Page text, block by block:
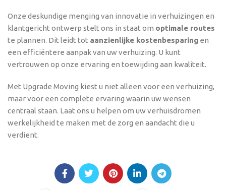
Onze deskundige menging van innovatie in verhuizingen en
klantgericht ontwerp stelt ons in staat om optimale routes
te plannen. Dit leidt tot aanzienlijke kostenbesparing en
een efficiëntere aanpak van uw verhuizing. U kunt
vertrouwen op onze ervaring en toewijding aan kwaliteit.
Met Upgrade Moving kiest u niet alleen voor een verhuizing,
maar voor een complete ervaring waarin uw wensen
centraal staan. Laat ons u helpen om uw verhuisdromen
werkelijkheid te maken met de zorg en aandacht die u
verdient.